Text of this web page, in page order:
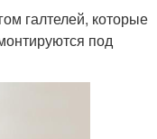
галтелей, которые
под